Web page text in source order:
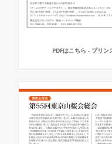
PDFはこちら - プリン